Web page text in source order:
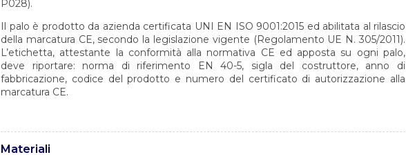
P028).
Il palo è prodotto da azienda certificata UNI EN ISO 9001:2015 ed abilitata al rilascio
della marcatura CE, secondo la legislazione vigente (Regolamento UE N. 305/2011).
L’etichetta, attestante la conformità alla normativa CE ed apposta su ogni palo,
deve riportare: norma di riferimento EN 40-5, sigla del costruttore, anno di
fabbricazione, codice del prodotto e numero del certificato di autorizzazione alla
marcatura CE.
Materiali